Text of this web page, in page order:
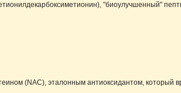
"биоулучшенный"
(NAC), эталонным антиоксидантом, который